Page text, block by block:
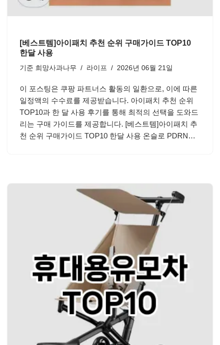
[베스트템]아이패치 추천 순위 구매가이드 TOP10
한달 사용
기준 희망사과나무 라이프 2026년 06월 21일
이 포스팅은 쿠팡 파트너스 활동의 일환으로, 이에 따른
일정액의 수수료를 제공받습니다. 아이패치 추천 순위
TOP10과 한 달 사용 후기를 통해 최적의 선택을 도와드
리는 구매 가이드를 제공합니다. [베스트템]아이패치 추
천 순위 구매가이드 TOP10 한달 사용 온슬로 PDRN…